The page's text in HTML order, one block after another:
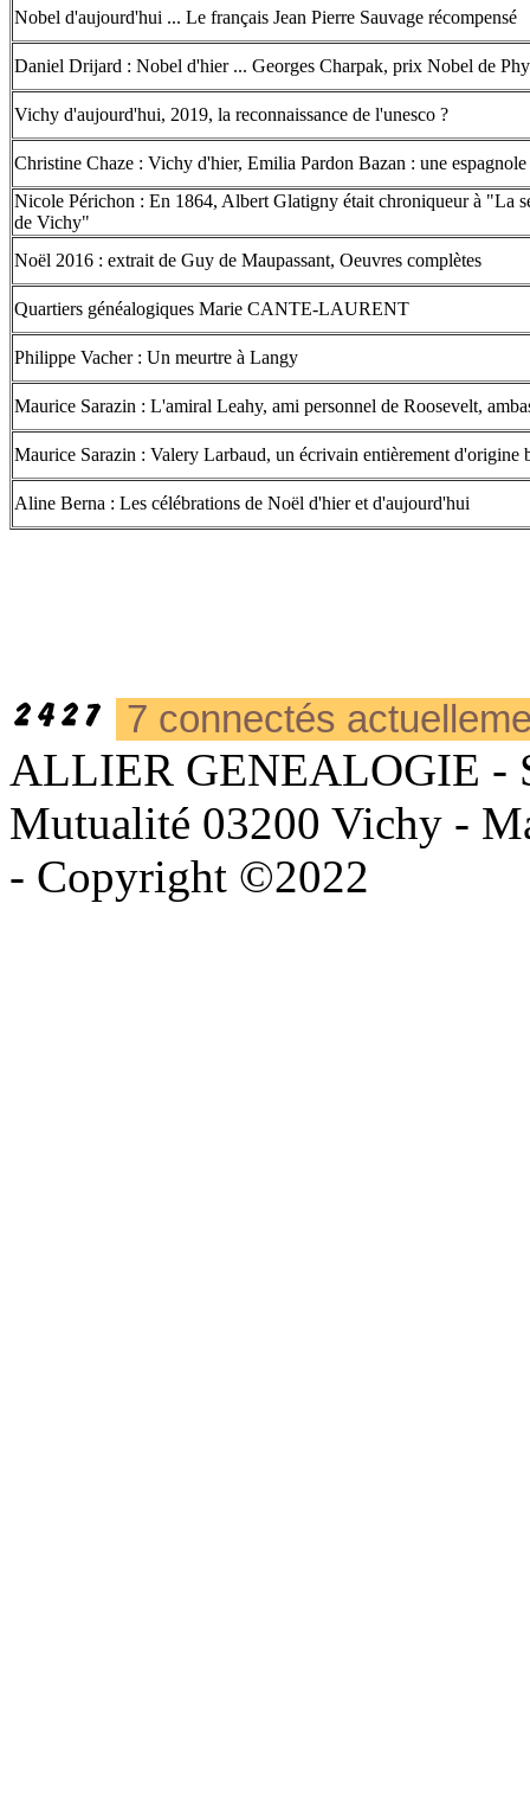
Nobel d'aujourd'hui ... Le français Jean Pierre Sauvage récompensé
Daniel Drijard : Nobel d'hier ... Georges Charpak, prix Nobel de
Vichy d'aujourd'hui, 2019, la reconnaissance de l'unesco ?
Christine Chaze : Vichy d'hier, Emilia Pardon Bazan : une
Nicole Périchon : En 1864, Albert Glatigny était chroniqueur à "La
de Vichy"
Noël 2016 : extrait de Guy de Maupassant, Oeuvres complètes
Quartiers généalogiques Marie CANTE-LAURENT
Philippe Vacher : Un meurtre à Langy
Maurice Sarazin : L'amiral Leahy, ami personnel de Roosevelt,
Maurice Sarazin : Valery Larbaud, un écrivain entièrement d'origine
Aline Berna : Les célébrations de Noël d'hier et d'aujourd'hui
7 connectés
ALLIER GENEALOGIE -
Mutualité 03200 Vichy -
- Copyright ©2022